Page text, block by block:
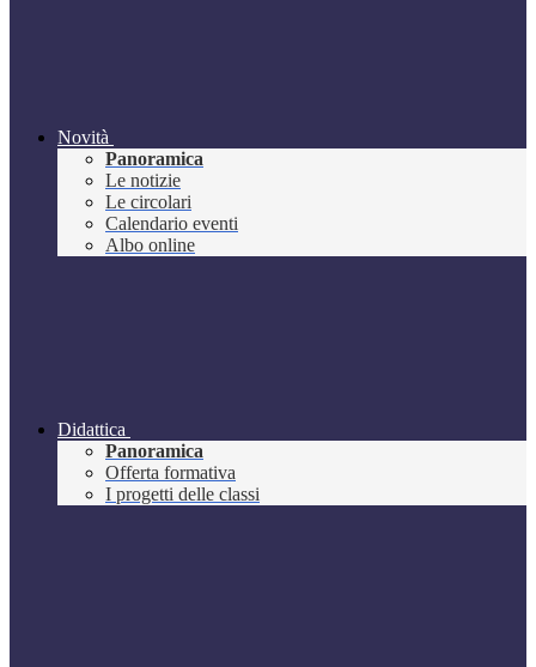
Novità
Panoramica
Le notizie
Le circolari
Calendario eventi
Albo online
Didattica
Panoramica
Offerta formativa
I progetti delle classi